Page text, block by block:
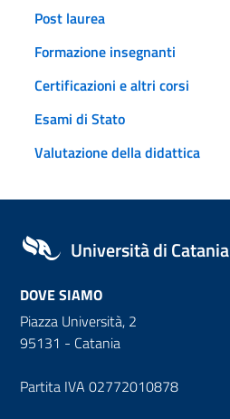
Post laurea
Formazione insegnanti
Certificazioni e altri corsi
Esami di Stato
Valutazione della didattica
Università di Catania
DOVE SIAMO
Piazza Università, 2
95131 - Catania
Partita IVA 02772010878